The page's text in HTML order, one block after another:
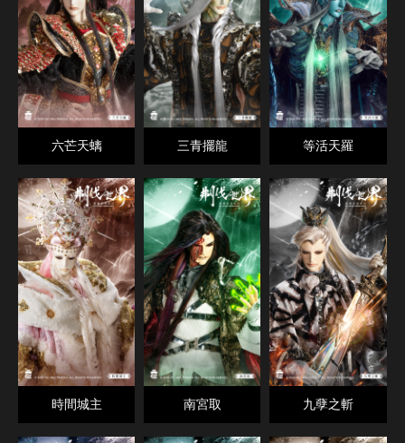
六芒天螭 三青擺龍 等活天羅
時間城主 南宮取 九孽之斬